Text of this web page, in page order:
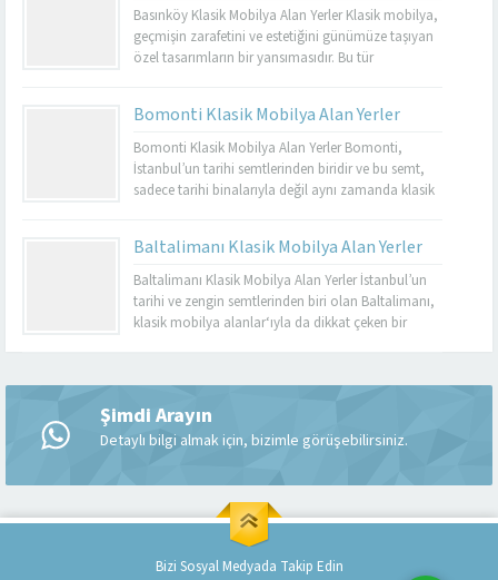
Basınköy Klasik Mobilya Alan Yerler Klasik mobilya,
geçmişin zarafetini ve estetiğini günümüze taşıyan
özel tasarımların bir yansımasıdır. Bu tür
mobilya alan yerler, bu tür özel parçaları
değerlendirmek isteyenler için mükemmel bir
seçenektir. Eğer siz de eski mobilyalarınızı satmayı...
Bomonti Klasik Mobilya Alan Yerler
Bomonti Klasik Mobilya Alan Yerler Bomonti,
İstanbul’un tarihi semtlerinden biridir ve bu semt,
sadece tarihi binalarıyla değil aynı zamanda klasik
bir semt olup, bu semtte klasik mobilyaları sevenler
için birçok seçenek sunmaktadır. Bomonti klasik
mobilya...
Baltalimanı Klasik Mobilya Alan Yerler
Baltalimanı Klasik Mobilya Alan Yerler İstanbul’un
tarihi ve zengin semtlerinden biri olan Baltalimanı,
klasik mobilya alanlar‘ıyla da dikkat çeken bir
mobilya ürünlerini bulabileceğiniz birçok
mağazaya ev sahipliği yapmaktadır. Bu makalede,
Baltalimanı klasik mobilya alan yerler hakkında...
Şimdi Arayın
Detaylı bilgi almak için, bizimle görüşebilirsiniz.
Bizi Sosyal Medyada Takip Edin
Cevap Yaz